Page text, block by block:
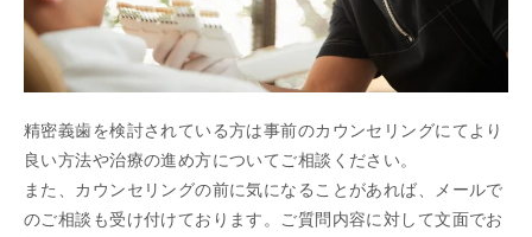
精密義歯を検討されている方は事前のカウンセリングにてより
良い方法や治療の進め方についてご相談ください。
また、カウンセリングの前に気になることがあれば、メールで
のご相談も受け付けております。ご質問内容に対して文面でお